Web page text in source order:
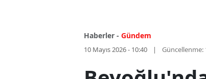
Haberler - Gündem
10 Mayıs 2026 - 10:40 Güncellenme: